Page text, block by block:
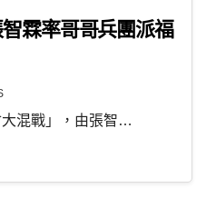
霖率哥哥兵團派福
混戰」，由張智…